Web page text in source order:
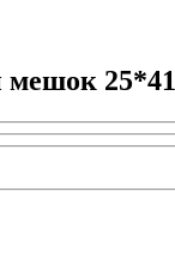
мешок 25*41